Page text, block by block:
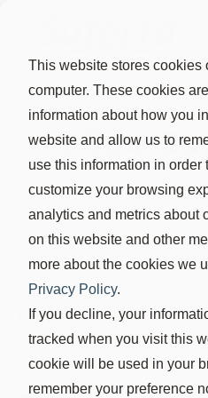
This website stores cookies
computer. These cookies
information about how you
website and allow us to
use this information in order
customize your browsing
analytics and metrics about
on this website and other
more about the cookies we
Privacy Policy.
If you decline, your
tracked when you visit this
cookie will be used in your
remember your preference
Sfide
Suterra 20 mag
Contenuti